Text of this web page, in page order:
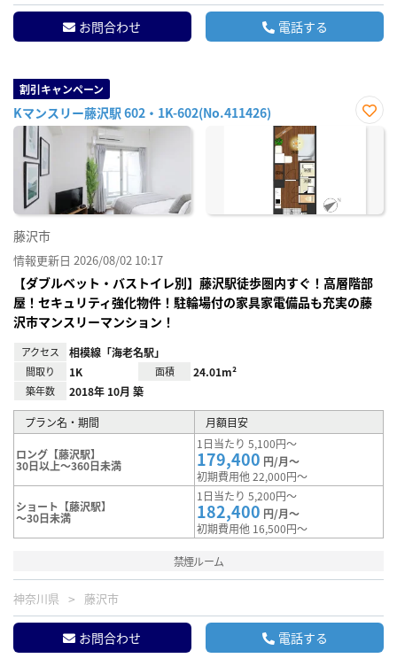
お問合わせ 電話する
割引キャンペーン
Kマンスリー藤沢駅 602・1K-602(No.411426)
お気
藤沢市
情報更新日 2026/08/02 10:17
【ダブルベット・バストイレ別】藤沢駅徒歩圏内すぐ！高層階部
屋！セキュリティ強化物件！駐輪場付の家具家電備品も充実の藤
沢市マンスリーマンション！
アクセス 相模線「海老名駅」
間取り 1K 面積 24.01m²
築年数 2018年 10月 築
プラン名・期間 月額目安
ロング【藤沢駅】
30日以上～360日未満
1日当たり 5,100円～
179,400 円/月～
初期費用他 22,000円～
ショート【藤沢駅】
～30日未満
1日当たり 5,200円～
182,400 円/月～
初期費用他 16,500円～
禁煙ルーム
神奈川県 藤沢市
お問合わせ 電話する